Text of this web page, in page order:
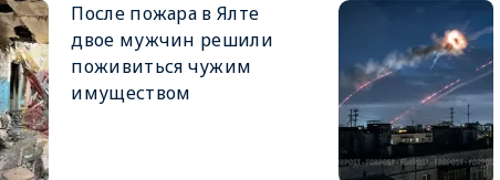
После пожара в Ялте
двое мужчин решили
поживиться чужим
имуществом